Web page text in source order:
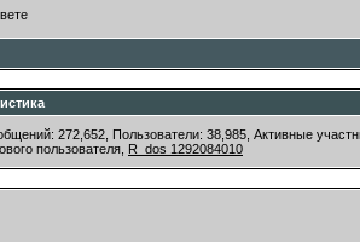
272,652, Пользователи: 38,985, Активные
пользователя, R_dos 1292084010